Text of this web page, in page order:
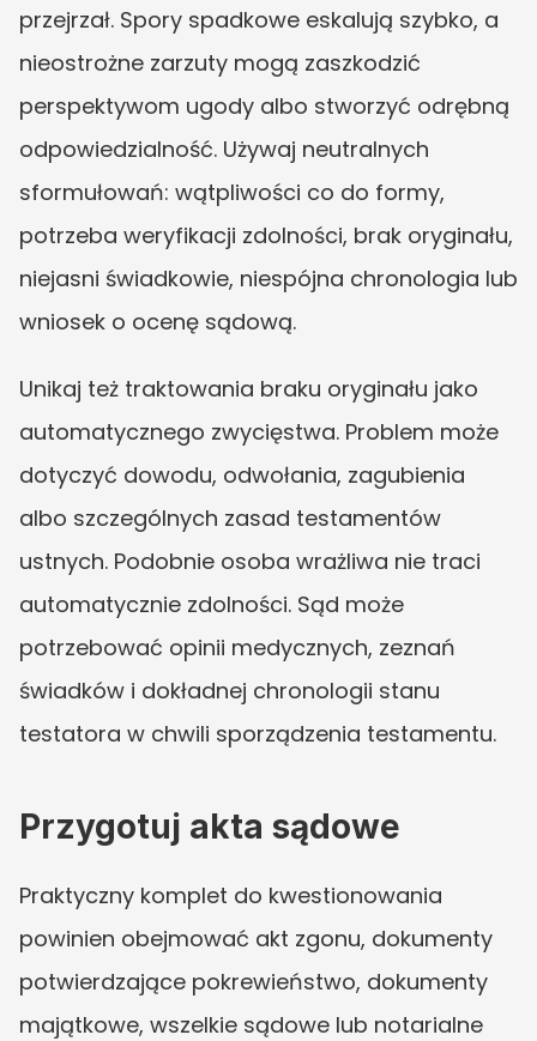
przejrzał. Spory spadkowe eskalują szybko, a
nieostrożne zarzuty mogą zaszkodzić
perspektywom ugody albo stworzyć odrębną
odpowiedzialność. Używaj neutralnych
sformułowań: wątpliwości co do formy,
potrzeba weryfikacji zdolności, brak oryginału,
niejasni świadkowie, niespójna chronologia lub
wniosek o ocenę sądową.
Unikaj też traktowania braku oryginału jako
automatycznego zwycięstwa. Problem może
dotyczyć dowodu, odwołania, zagubienia
albo szczególnych zasad testamentów
ustnych. Podobnie osoba wrażliwa nie traci
automatycznie zdolności. Sąd może
potrzebować opinii medycznych, zeznań
świadków i dokładnej chronologii stanu
testatora w chwili sporządzenia testamentu.
Przygotuj akta sądowe
Praktyczny komplet do kwestionowania
powinien obejmować akt zgonu, dokumenty
potwierdzające pokrewieństwo, dokumenty
majątkowe, wszelkie sądowe lub notarialne